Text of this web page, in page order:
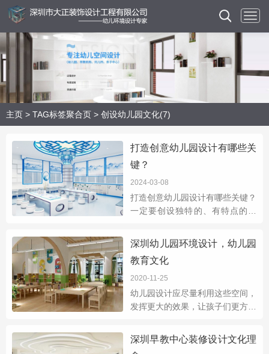
主页 > TAG标签聚合页 > 创设幼儿园文化(7)
打造创意幼儿园设计有哪些关
键？
2024-03-08
打造创意幼儿园设计有哪些关键？
一定要创设独特的、有特点的文
动漫教育室，传统文化室等等，可
以让孩子从小就接触到中华民族的
传统文化，寓教于乐，这就是家长
朋友们所希望的。
深圳幼儿园环境设计，幼儿园
教育文化
2020-11-25
幼儿园设计应尽量利用这些空间，
发挥更大的效果，让孩子们更方便
设计，都能保证整体风格的和谐，
它们对颜色很敏感.房间里的家具
深圳早教中心装修设计文化理